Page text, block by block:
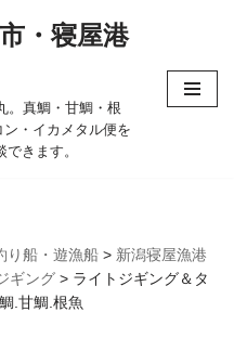
・寝屋港
。真鯛・甘鯛・根
・イカメタル便を
きます。
り船・遊漁船 > 新潟寝屋漁港
ギング > ライトジギング＆タ
.甘鯛.根魚